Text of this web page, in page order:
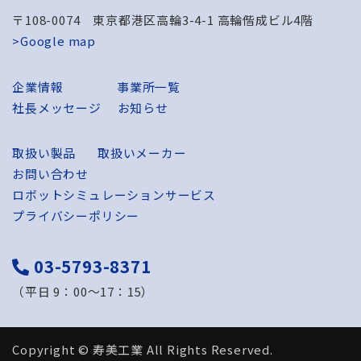
〒108-0074 東京都港区高輪3-4-1 高輪偕成ビル4階
>Google map
企業情報
事業所一覧
社長メッセージ
お知らせ
取扱い製品
取扱いメーカー
お問い合わせ
ロボットシミュレーションサービス
プライバシーポリシー
03-5793-8371
（平日 9：00～17：15）
Copyright © 寿美工業 All Rights Reserved.